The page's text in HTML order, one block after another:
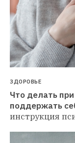
ЗДОРОВЬЕ
Что делать
поддержать
инструкция